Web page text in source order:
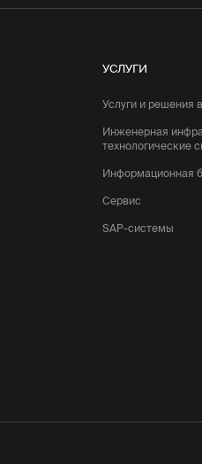
УСЛУГИ
Услуги и решения
Инженерная
технологические
Информационная
Сервис
SAP-системы